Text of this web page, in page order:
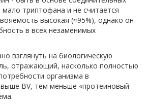
триптофана и не считается
высокая (≈95%), однако он
в всех незаменимых
взглянуть на биологическую
отражающий, насколько полностью
организма в
BV, тем меньше «протеиновый